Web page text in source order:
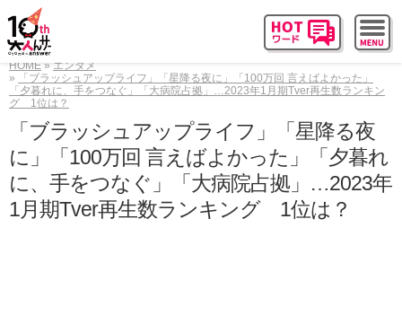
HOME
エンタメ
「ブラッシュアップライフ」「星降る夜に」「100万回 言えばよかった」
「夕暮れに、手をつなぐ」「大病院占拠」…2023年1月期Tver再生数ランキン
グ 1位は？
「ブラッシュアップライフ」「星降る夜
に」「100万回 言えばよかった」「夕暮れ
に、手をつなぐ」「大病院占拠」…2023年
1月期Tver再生数ランキング 1位は？